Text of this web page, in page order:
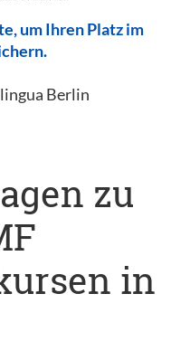
um Ihren Platz im
Berlin
zu
in